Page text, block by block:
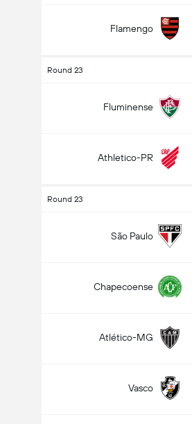
Flamengo
Round 23
Fluminense
Athletico-PR
Round 23
São Paulo
Chapecoense
Atlético-MG
Vasco